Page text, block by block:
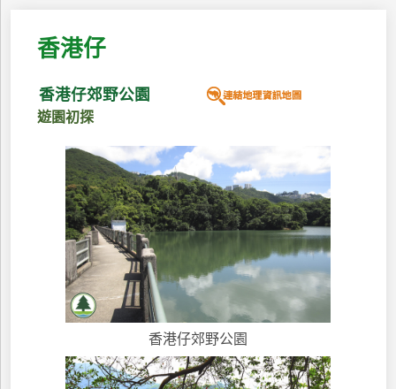
香港仔
香港仔郊野公園
遊園初探
香港仔郊野公園